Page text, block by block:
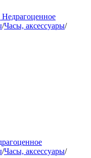
/Часы, аксессуары/
/Часы, аксессуары/